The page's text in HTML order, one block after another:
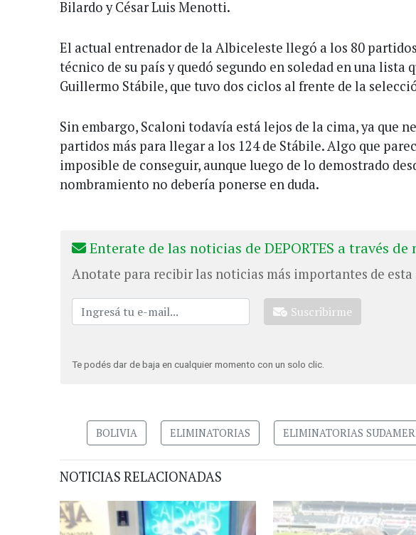
Bilardo y César Luis Menotti.
El actual entrenador de la Albiceleste llegó a los 80
técnico de su país y quedó segundo en soledad en una lista
Guillermo Stábile, que tuvo dos ciclos al frente de la
Sin embargo, Scaloni todavía está lejos de la cima, ya que
partidos más para llegar a los 124 de Stábile. Algo que
imposible de conseguir, aunque luego de lo demostrado
nombramiento no debería ponerse en duda.
Enterate de las noticias de DEPORTES a través
Anotate para recibir las noticias más importantes de esta
Suscribirme
Te podés dar de baja en cualquier momento con un solo clic.
BOLIVIA ELIMINATORIAS ELIMINATORIAS
NOTICIAS RELACIONADAS